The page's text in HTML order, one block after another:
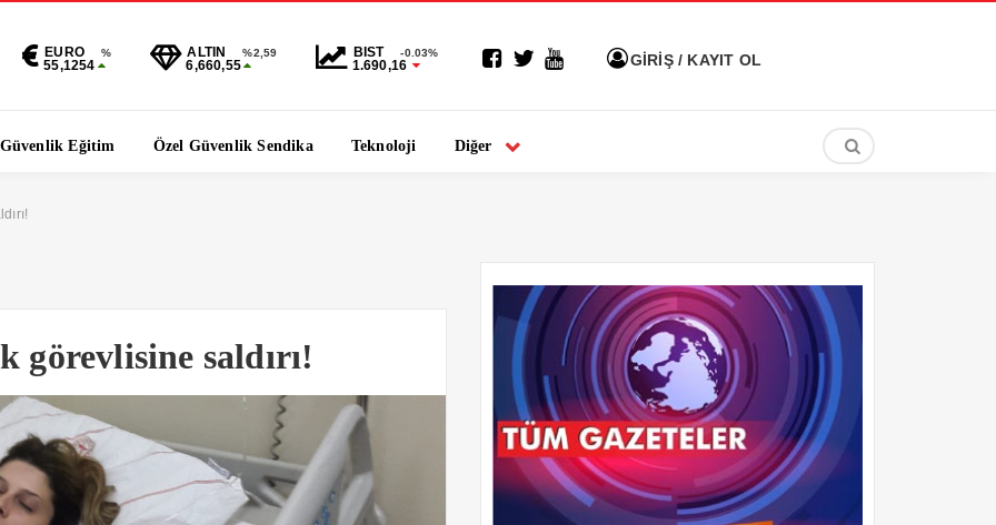
EURO %
55,1254
ALTIN %2,59
6,660,55
BIST -0.03%
1.690,16 GİRİŞ / KAYIT OL
Eğitim Özel Güvenlik Sendika Teknoloji Diğer
görevlisine saldırı!